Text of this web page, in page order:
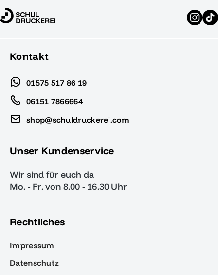
Kontakt
01575 517 86 19
06151 7866664
shop@schuldruckerei.com
Unser Kundenservice
Wir sind für euch da
Mo. - Fr. von 8.00 - 16.30 Uhr
Rechtliches
Impressum
Datenschutz